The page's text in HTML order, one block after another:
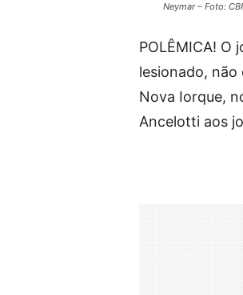
Neymar – Foto:
POLÊMICA! O
lesionado, não
Nova Iorque,
Ancelotti aos